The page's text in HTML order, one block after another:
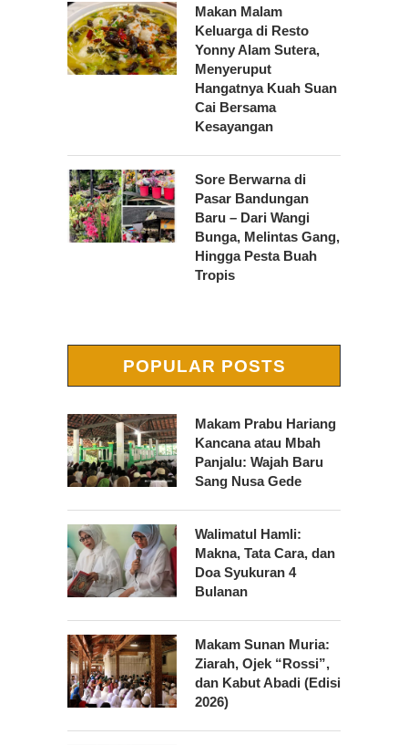
Makan Malam
Keluarga di Resto
Yonny Alam Sutera,
Menyeruput
Hangatnya Kuah Suan
Cai Bersama
Kesayangan
Sore Berwarna di
Pasar Bandungan
Baru – Dari Wangi
Bunga, Melintas Gang,
Hingga Pesta Buah
Tropis
POPULAR POSTS
Makam Prabu Hariang
Kancana atau Mbah
Panjalu: Wajah Baru
Sang Nusa Gede
Walimatul Hamli:
Makna, Tata Cara, dan
Doa Syukuran 4
Bulanan
Makam Sunan Muria:
Ziarah, Ojek “Rossi”,
dan Kabut Abadi (Edisi
2026)